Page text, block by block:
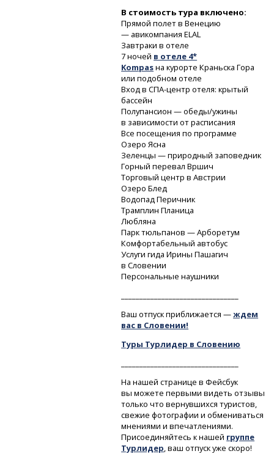
В стоимость тура включено:
Прямой полет в Венецию
— авикомпания ELAL
Завтраки в отеле
7 ночей в отеле 4*
Kompasна курорте Краньска Гора
или подобном отеле
Входв СПА-центр отеля: крытый
бассейн
Полупансион — обеды/ужины
в зависимости от расписания
Все посещения по программе
Озеро Ясна
Зеленцы — природный заповедник
Горный перевал Вршич
Торговый центр в Австрии
Озеро Блед
Водопад Перичник
Трамплин Планица
Любляна
Парк тюльпанов — Арборетум
Комфортабельный автобус
Услуги гида Ирины Пашагич
в Словении
Персональные наушники
Ваш отпуск приближается —ждем
вас в Словении!
Туры Турлидер в Словению
На нашей странице в Фейсбук
вы можете первыми видеть отзывы
только что вернувшихся туристов,
свежие фотографии и обмениваться
мнениями и впечатлениями.
Присоединяйтесь к нашей группе
Турлидер, ваш отпуск уже скоро!